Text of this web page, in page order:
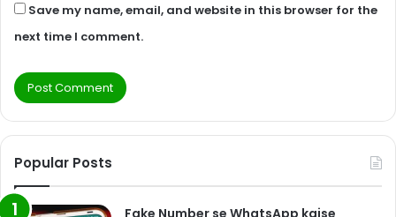
Save my name, email, and website in this browser for the
next time I comment.
Popular Posts
Fake Number se WhatsApp kaise